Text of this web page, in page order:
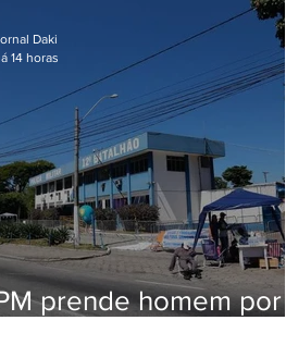
Maricá
prende homem por
Daki
14 horas